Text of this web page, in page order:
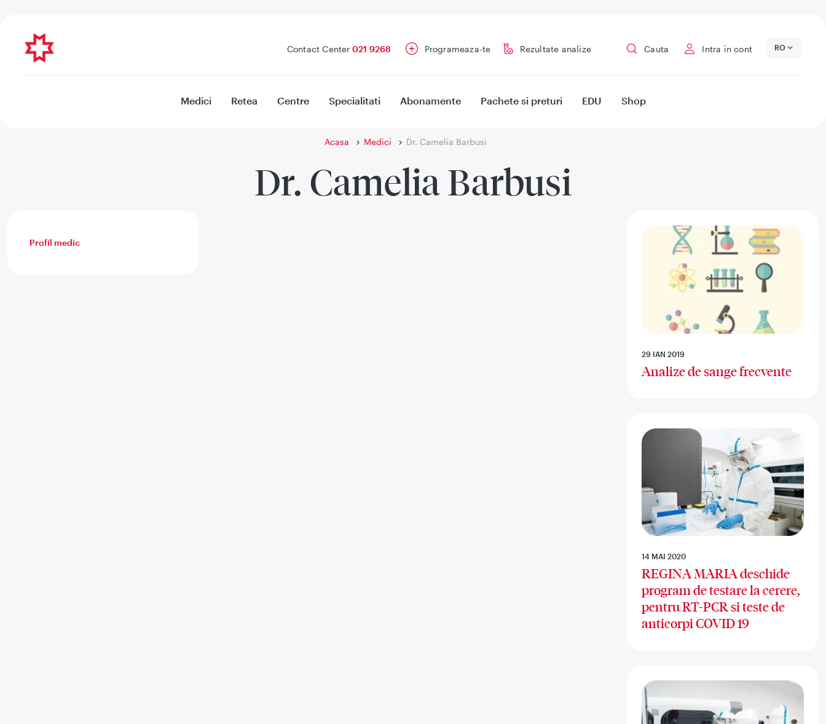
Contact Center 021 9268 Programeaza-te Rezultate analize Cauta Intra in cont RO
Medici Retea Centre Specialitati Abonamente Pachete si preturi EDU Shop
Acasa Medici Dr. Camelia Barbusi
Dr. Camelia Barbusi
Profil medic
29 IAN 2019
Analize de sange frecvente
14 MAI 2020
REGINA MARIA deschide
program de testare la cerere,
pentru RT-PCR si teste de
anticorpi COVID 19